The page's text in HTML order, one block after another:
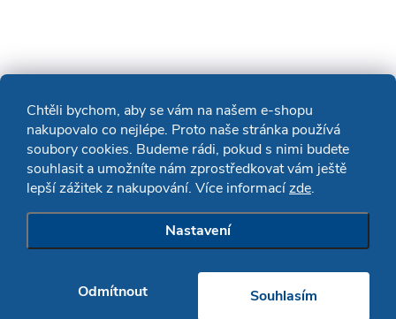
Chtěli bychom, aby se vám na našem e-shopu
nakupovalo co nejlépe. Proto naše stránka používá
soubory cookies. Budeme rádi, pokud s nimi budete
souhlasit a umožníte nám zprostředkovat vám ještě
lepší zážitek z nakupování. Více informacízde.
Nastavení
Odmítnout Souhlasím